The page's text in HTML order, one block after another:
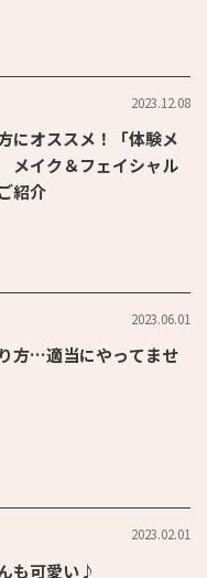
2023.12.08
にオススメ！「体験メ
イク＆フェイシャル
紹介
2023.06.01
方…適当にやってませ
2023.02.01
も可愛い♪